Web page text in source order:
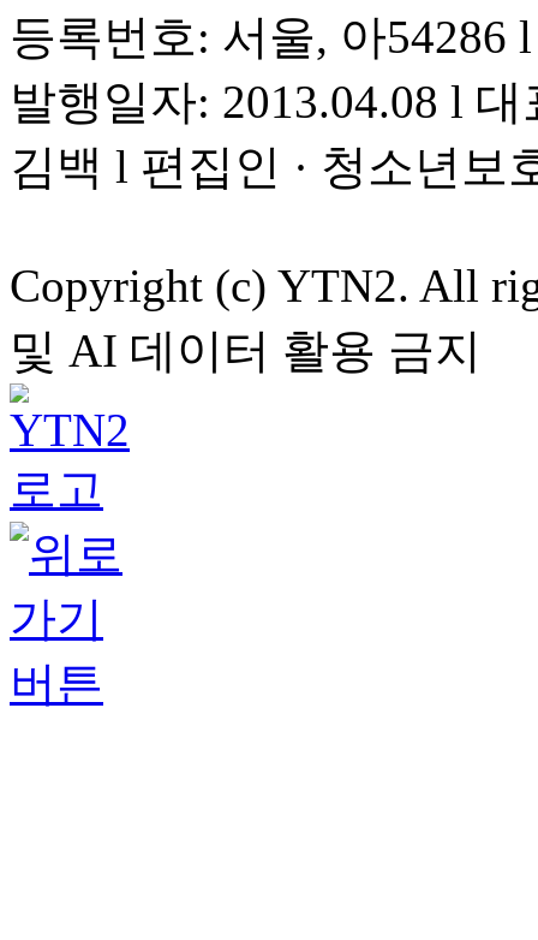
등록번호: 서울, 아54286
발행일자: 2013.04.08 l
김백 l 편집인 · 청소년보
Copyright (c) YTN2. All
및 AI 데이터 활용 금지